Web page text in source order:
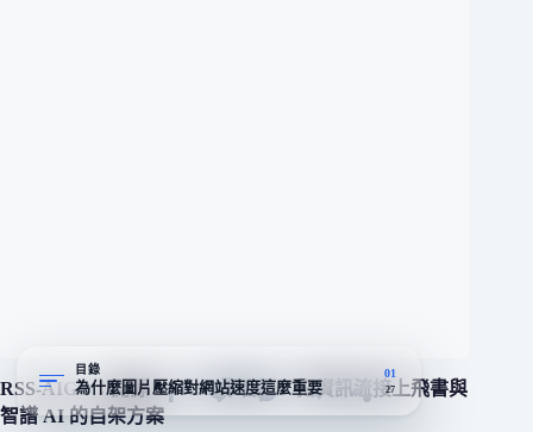
RSS-AIGC：開源 AI RSS 聚合器，把資訊流接上飛書與
智譜 AI 的自架方案
目錄
為什麼圖片壓縮對網站速度這麼重要
01
27